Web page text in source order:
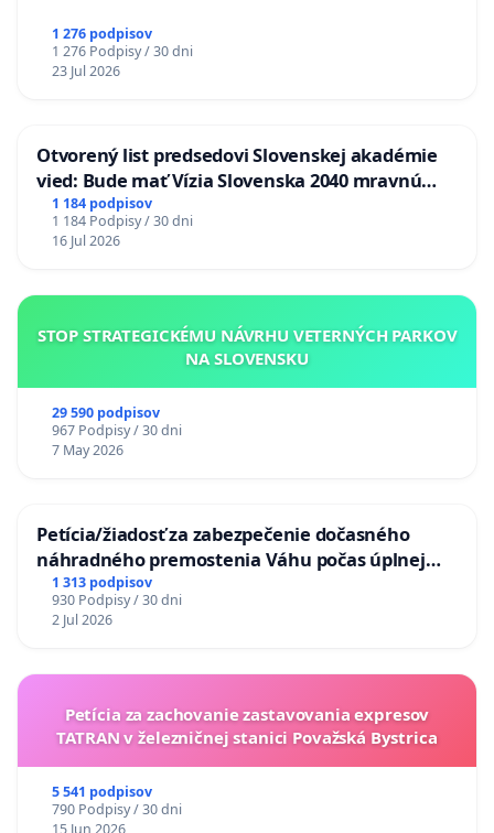
1 276 podpisov
1 276 Podpisy / 30 dni
23 Jul 2026
Otvorený list predsedovi Slovenskej akadémie
vied: Bude mať Vízia Slovenska 2040 mravnú
chrbticu?
1 184 podpisov
1 184 Podpisy / 30 dni
16 Jul 2026
STOP STRATEGICKÉMU NÁVRHU VETERNÝCH PARKOV
NA SLOVENSKU
29 590 podpisov
967 Podpisy / 30 dni
7 May 2026
Petícia/žiadosť za zabezpečenie dočasného
náhradného premostenia Váhu počas úplnej
uzávery Vážskeho mosta v Komárne
1 313 podpisov
930 Podpisy / 30 dni
2 Jul 2026
Petícia za zachovanie zastavovania expresov
TATRAN v železničnej stanici Považská Bystrica
5 541 podpisov
790 Podpisy / 30 dni
15 Jun 2026